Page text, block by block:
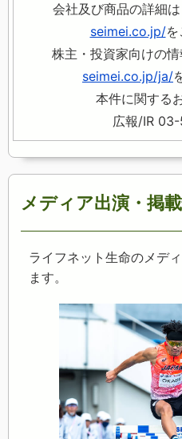
会社及び商品の詳細は
seimei.co.jp/を
株主・投資家向けの情
seimei.co.jp/ja/
本件に関する
広報/IR
メディア出演・掲
ライフネット生命のメデ
ます。